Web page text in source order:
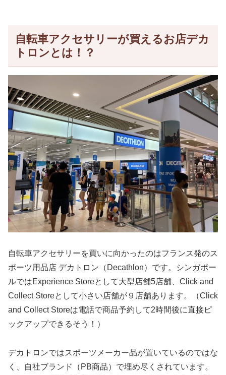
自転車アクセサリーが買えるお店デカ
トロンとは！？
自転車アクセサリーを買いに向かったのはフランス発のス
ポーツ用品店 デカトロン（Decathlon）です。シンガポー
ルではExperience Storeとして大型店舗5店舗、Click and
Collect Storeとして小さい店舗が９店舗あります。（Click
and Collect Storeは電話で商品予約して2時間後に直接ピ
ックアップできるそう！）
デカトロンではスポーツメーカー品が置いているのではな
く、自社ブランド（PB商品）で埋め尽くされています。